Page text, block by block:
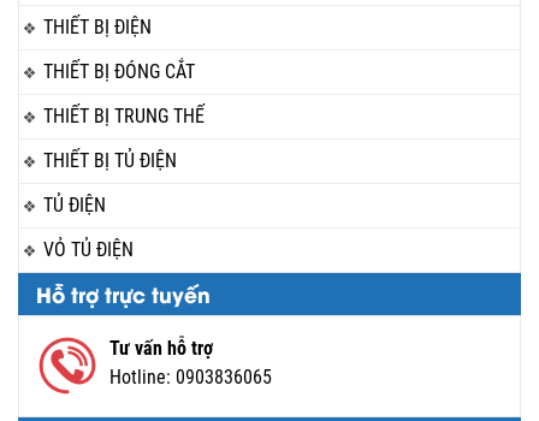
THIẾT BỊ ĐIỆN
THIẾT BỊ ĐÓNG CẮT
THIẾT BỊ TRUNG THẾ
THIẾT BỊ TỦ ĐIỆN
TỦ ĐIỆN
VỎ TỦ ĐIỆN
Hỗ trợ trực tuyến
Tư vấn hỗ trợ
Hotline: 0903836065